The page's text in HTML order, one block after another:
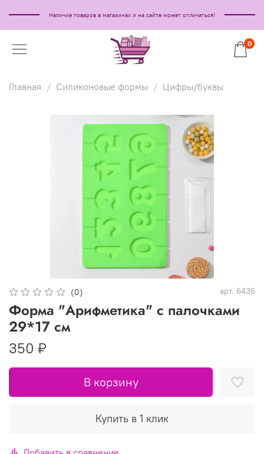
Наличие товаров в магазинах и на сайте может отличаться!
0
Главная Силиконовые формы Цифры/буквы
(0) арт. 6436
Форма "Арифметика" с палочками
29*17 см
350 ₽
В корзину
Купить в 1 клик